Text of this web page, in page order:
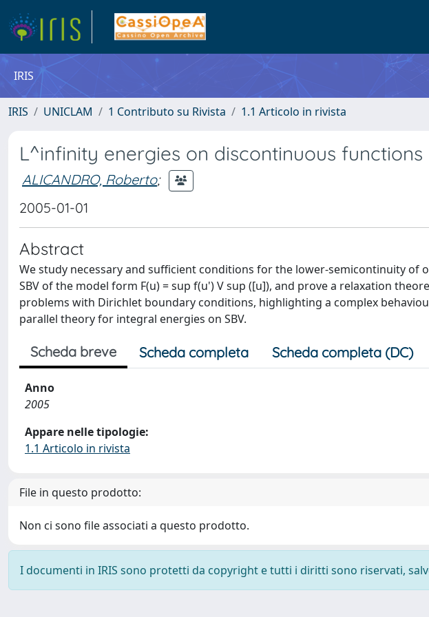
IRIS
IRIS UNICLAM 1 Contributo su Rivista 1.1 Articolo in rivista
L^infinity energies on discontinuous functions
ALICANDRO, Roberto;
2005-01-01
Abstract
We study necessary and sufficient conditions for the lower-semicontinuity of
SBV of the model form F(u) = sup f(u') V sup ([u]), and prove a relaxation
problems with Dirichlet boundary conditions, highlighting a complex
parallel theory for integral energies on SBV.
Scheda breve Scheda completa Scheda completa (DC)
Anno
2005
Appare nelle tipologie:
1.1 Articolo in rivista
File in questo prodotto:
Non ci sono file associati a questo prodotto.
I documenti in IRIS sono protetti da copyright e tutti i diritti sono riservati,